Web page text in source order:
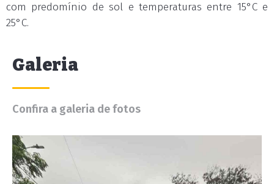
com predomínio de sol e temperaturas entre 15°C e
25°C.
Galeria
Confira a galeria de fotos